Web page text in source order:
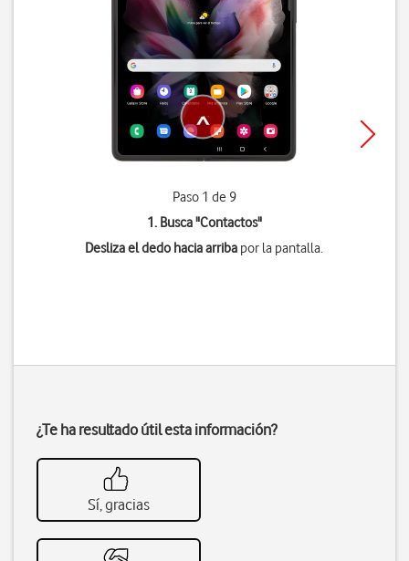
Paso 1 de 9
1. Busca "Contactos"
Desliza el dedo hacia arriba por la pantalla.
¿Te ha resultado útil esta información?
Sí, gracias